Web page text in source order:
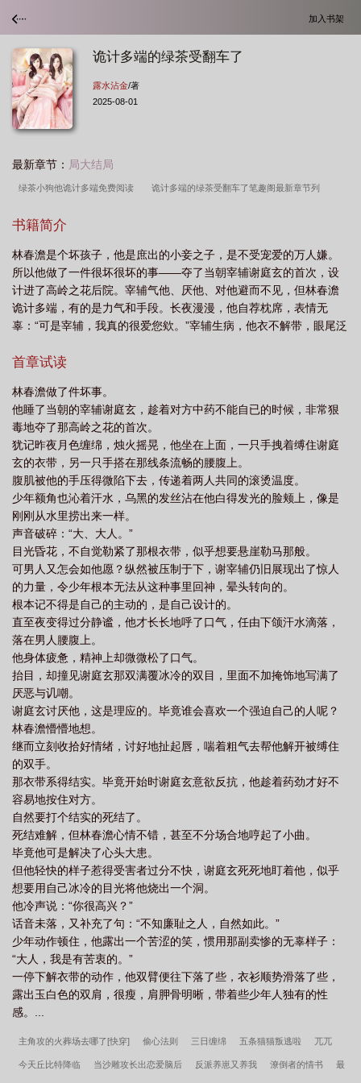
加入书架
诡计多端的绿茶受翻车了
露水沾金/著
2025-08-01
最新章节： 局大结局
绿茶小狗他诡计多端免费阅读 诡计多端的绿茶受翻车了笔趣阁最新章节列
最新章 诡计多端的绿茶受翻车了百度
多端的 alpha 诡计多端攻带崽上位TXT 诡计多端的绿茶受翻车了免费阅
读 诡计多端的绿茶受翻车了剧透 诡计多端的书 诡计多端的绿茶受翻车了全
文阅读 诡计多端的绿茶受翻车了免费 诡计多端的绿茶受翻车了by 诡计多
端的阴暗受翻车了 诡计多端攻推文 诡计多端的绿茶受翻车了晋江 诡计多端
男主 绿茶小狗他诡计多端
书籍简介
林春澹是个坏孩子，他是庶出的小妾之子，是不受宠爱的万人嫌。
所以他做了一件很坏很坏的事——夺了当朝宰辅谢庭玄的首次，设
计进了高岭之花后院。宰辅气他、厌他、对他避而不见，但林春澹
诡计多端，有的是力气和手段。长夜漫漫，他自荐枕席，表情无
辜：“可是宰辅，我真的很爱您欸。”宰辅生病，他衣不解带，眼尾泛
硬，说讨厌他自甘堕落，讨厌他不知廉耻。林春澹吧唧一口亲在那
离开，却被禁锢双臂。抬目，对上那双平日不近人情，此刻却被情
欲折磨的深邃眼瞳。他哑着声音，说：“再来一次。”就一次。
首章试读
林春澹做了件坏事。
他睡了当朝的宰辅谢庭玄，趁着对方中药不能自已的时候，非常狠
毒地夺了那高岭之花的首次。
犹记昨夜月色缠绵，烛火摇晃，他坐在上面，一只手拽着缚住谢庭
玄的衣带，另一只手搭在那线条流畅的腰腹上。
腹肌被他的手压得微陷下去，传递着两人共同的滚烫温度。
少年额角也沁着汗水，乌黑的发丝沾在他白得发光的脸颊上，像是
刚刚从水里捞出来一样。
声音破碎：“大、大人。”
目光昏花，不自觉勒紧了那根衣带，似乎想要悬崖勒马那般。
可男人又怎会如他愿？纵然被压制于下，谢宰辅仍旧展现出了惊人
的力量，令少年根本无法从这种事里回神，晕头转向的。
根本记不得是自己的主动的，是自己设计的。
直至夜变得过分静谧，他才长长地呼了口气，任由下颌汗水滴落，
落在男人腰腹上。
他身体疲惫，精神上却微微松了口气。
抬目，却撞见谢庭玄那双满覆冰冷的双目，里面不加掩饰地写满了
厌恶与讥嘲。
谢庭玄讨厌他，这是理应的。毕竟谁会喜欢一个强迫自己的人呢？
林春澹懵懵地想。
继而立刻收拾好情绪，讨好地扯起唇，喘着粗气去帮他解开被缚住
的双手。
那衣带系得结实。毕竟开始时谢庭玄意欲反抗，他趁着药劲才好不
容易地按住对方。
自然要打个结实的死结了。
死结难解，但林春澹心情不错，甚至不分场合地哼起了小曲。
毕竟他可是解决了心头大患。
但他轻快的样子惹得受害者过分不快，谢庭玄死死地盯着他，似乎
想要用自己冰冷的目光将他烧出一个洞。
他冷声说：“你很高兴？”
话音未落，又补充了句：“不知廉耻之人，自然如此。”
少年动作顿住，他露出一个苦涩的笑，惯用那副卖惨的无辜样子：
“大人，我是有苦衷的。”
一停下解衣带的动作，他双臂便往下落了些，衣衫顺势滑落了些，
露出玉白色的双肩，很瘦，肩胛骨明晰，带着些少年人独有的性
感。...
主角攻的火葬场去哪了[快穿] 偷心法则 三日缠绵 五条猫猫叛逃啦 兀兀
今天丘比特降临 当沙雕攻长出恋爱脑后 反派养崽又养我 潦倒者的情书 最